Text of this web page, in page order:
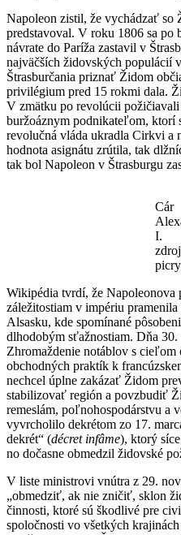
Napoleon zistil, že vychádzať so
predstavoval. V roku 1806 sa
návrate do Paríža zastavil v
najväčších židovských populácií
Štrasburčania priznať Židom
privilégium pred 15 rokmi dala.
V zmätku po revolúcii
buržoáznym podnikateľom,
revolučná vláda ukradla Cirkvi a
hodnota asignátu zrútila, tak
tak bol Napoleon v Štrasburgu
Cár
I.
Wikipédia tvrdí, že
záležitostiam v impériu
Alsasku, kde spomínané
dlhodobým sťažnostiam. Dňa
Zhromaždenie notáblov s
obchodných praktík k
nechcel úplne zakázať Židom
stabilizovať región a povzbudiť
remeslám, poľnohospodárstvu a
vyvrcholilo dekrétom zo 17.
dekrét“ (décret infâme), ktorý
no dočasne obmedzil židovské
V liste ministrovi vnútra z 29.
„obmedziť, ak nie zničiť, sklon
činnosti, ktoré sú škodlivé pre
spoločnosti vo všetkých